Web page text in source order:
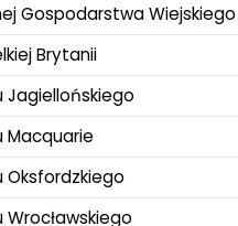
Gospodarstwa Wiejskiego
Brytanii
Jagiellońskiego
Macquarie